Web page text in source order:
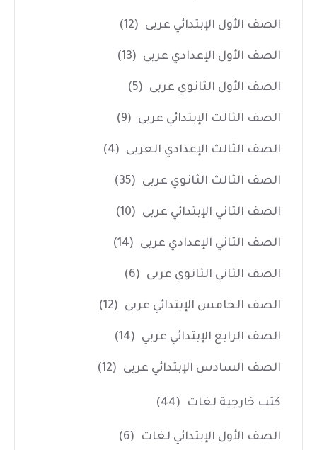
الصف الأول الإبتدائي عربى (12)
الصف الأول الإعدادي عربى (13)
الصف الأول الثانوي عربى (5)
الصف الثالث الإبتدائي عربى (9)
الصف الثالث الإعدادي العربى (4)
الصف الثالث الثانوي عربى (35)
الصف الثاني الإبتدائي عربى (10)
الصف الثاني الإعدادي عربى (14)
الصف الثاني الثانوي عربى (6)
الصف الخامس الإبتدائي عربى (12)
الصف الرابع الإبتدائي عربي (14)
الصف السادس الإبتدائي عربى (12)
كتب خارجية لغات (44)
الصف الأول الإبتدائي لغات (6)